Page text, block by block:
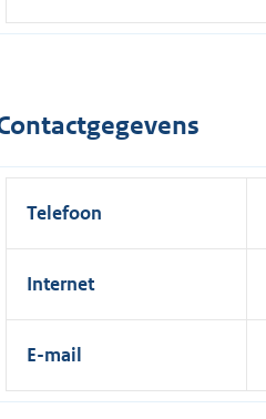
Telefoon
Internet
E-mail